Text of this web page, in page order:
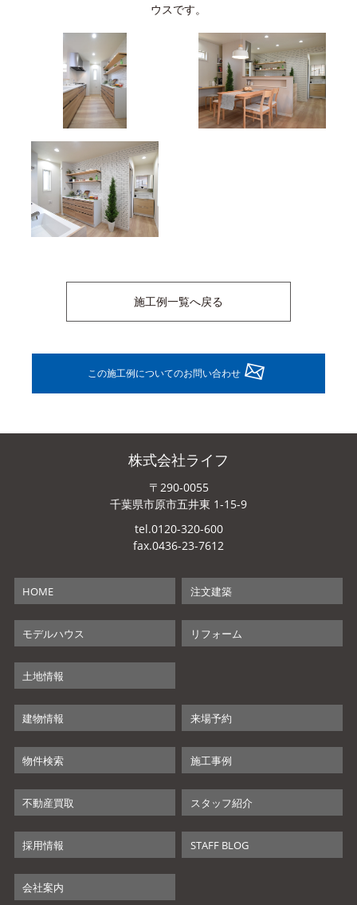
ウスです。
施工例一覧へ戻る
この施工例についてのお問い合わせ
株式会社ライフ
〒290-0055
千葉県市原市五井東 1-15-9
tel.0120-320-600
fax.0436-23-7612
HOME 注文建築
モデルハウス リフォーム
土地情報
建物情報 来場予約
物件検索 施工事例
不動産買取 スタッフ紹介
採用情報 STAFF BLOG
会社案内